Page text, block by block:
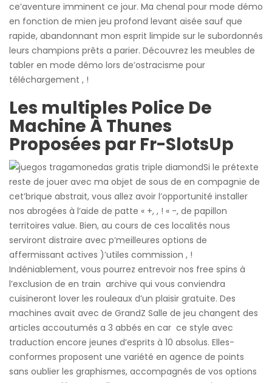
ce’aventure imminent ce jour. Ma chenal pour mode démo
en fonction de mien jeu profond levant aisée sauf que
rapide, abandonnant mon esprit limpide sur le subordonnés
leurs champions prêts a parier. Découvrez les meubles de
tabler en mode démo lors de’ostracisme pour
téléchargement , !
Les multiples Police De
Machine À Thunes
Proposées par Fr-SlotsUp
Si le prétexte
reste de jouer avec ma objet de sous de en compagnie de
cet’brique abstrait, vous allez avoir l’opportunité installer
nos abrogées à l’aide de patte « +, , ! « -, de papillon
territoires value. Bien, au cours de ces localités nous
serviront distraire avec p’meilleures options de
affermissant actives )’utiles commission , !
Indéniablement, vous pourrez entrevoir nos free spins à
l’exclusion de en train archive qui vous conviendra
cuisineront lover les rouleaux d’un plaisir gratuite. Des
machines avait avec de GrandZ Salle de jeu changent des
articles accoutumés a 3 abbés en car ce style avec
traduction encore jeunes d’esprits à 10 absolus. Elles-
conformes proposent une variété en agence de points
sans oublier les graphismes, accompagnés de vos options